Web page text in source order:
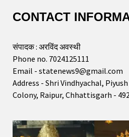
CONTACT
संपादक : अरविंद अवस्थी
Phone no. 7024125111
Email - statenews9@gmail.com
Address - Shri Vindhyachal,
Colony, Raipur, Chhattisgarh -